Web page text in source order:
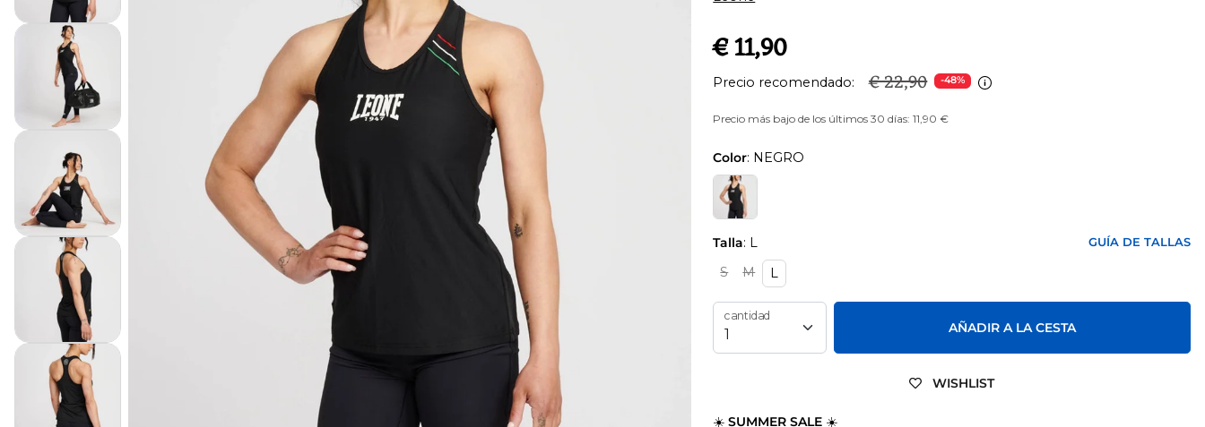
€ 11,90
Precio recomendado: € 22,90 -48%
Precio más bajo de los últimos 30 días: 11,90 €
Color: NEGRO
Talla: L GUÍA DE TALLAS
S M L
cantidad
AÑADIR A LA CESTA
WISHLIST
☀️SUMMER SALE ☀️